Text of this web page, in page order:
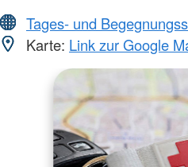
Tages- und
Karte: Link zur Google